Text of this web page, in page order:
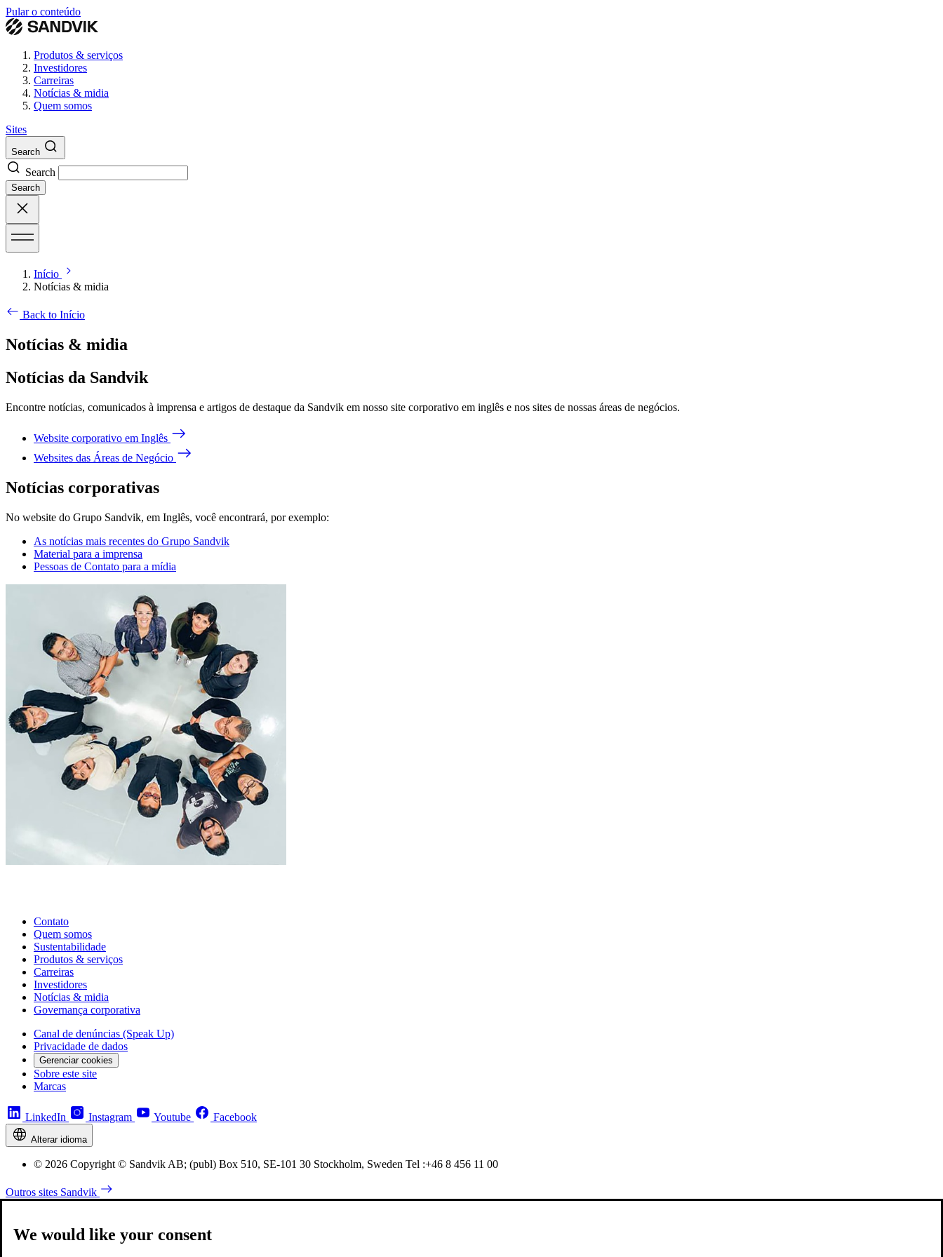
Pular o conteúdo
Produtos & serviços
Investidores
Carreiras
Notícias & midia
Quem somos
Sites
Search
Search
Search
Início
Notícias & midia
Back to Início
Notícias & midia
Notícias da Sandvik
Encontre notícias, comunicados à imprensa e artigos de destaque da Sandvik em nosso site corporativo em inglês e nos sites de nossas áreas de negócios.
Website corporativo em Inglês
Websites das Áreas de Negócio
Notícias corporativas
No website do Grupo Sandvik, em Inglês, você encontrará, por exemplo:
As notícias mais recentes do Grupo Sandvik
Material para a imprensa
Pessoas de Contato para a mídia
Contato
Quem somos
Sustentabilidade
Produtos & serviços
Carreiras
Investidores
Notícias & midia
Governança corporativa
Canal de denúncias (Speak Up)
Privacidade de dados
Gerenciar cookies
Sobre este site
Marcas
LinkedIn Instagram Youtube Facebook
Alterar idioma
© 2026 Copyright © Sandvik AB; (publ) Box 510, SE-101 30 Stockholm, Sweden Tel :+46 8 456 11 00
Outros sites Sandvik
We would like your consent